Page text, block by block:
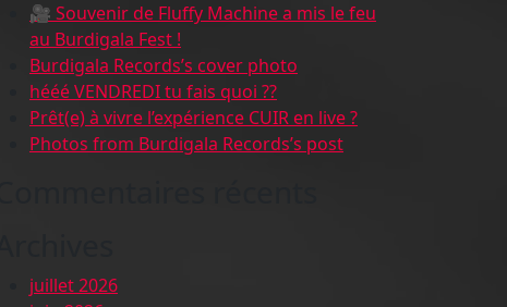
🎥 Souvenir de Fluffy Machine a mis le feu
au Burdigala Fest !
Burdigala Records’s cover photo
hééé VENDREDI tu fais quoi ??
Prêt(e) à vivre l’expérience CUIR en live ?
Photos from Burdigala Records’s post
juillet 2026